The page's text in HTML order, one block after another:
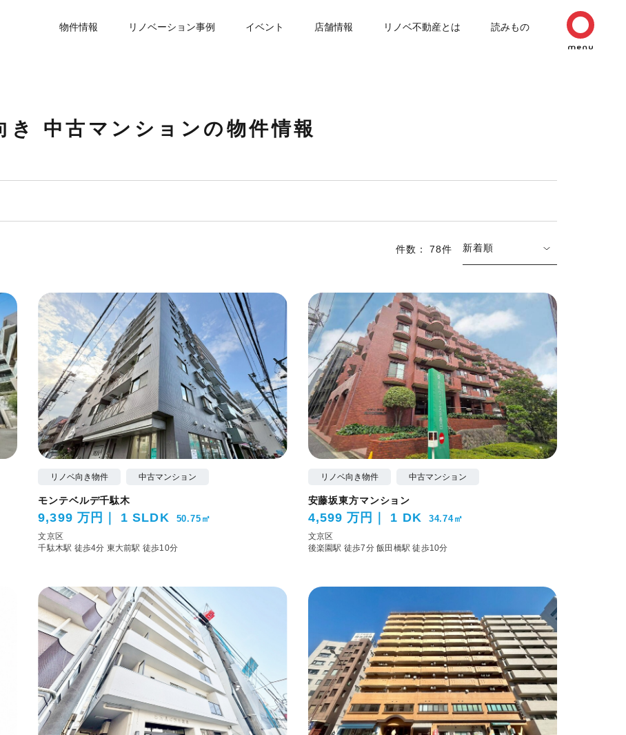
物件情報 リノベーション事例 イベント 店舗情報 リノベ不動産とは 読みもの
中古マンションの物件情報
件数： 78件 新着順
リノベ向き物件 中古マンション
モンテベルデ千駄木
9,399 万円 1 SLDK 50.75㎡
文京区
千駄木駅 徒歩4分 東大前駅 徒歩10分
リノベ向き物件 中古マンション
安藤坂東方マンション
4,599 万円 1 DK 34.74㎡
文京区
後楽園駅 徒歩7分飯田橋駅 徒歩10分